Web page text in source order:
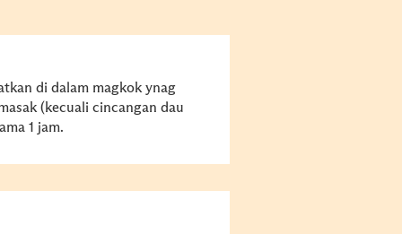
di dalam magkok ynag
(kecuali cincangan dau
1 jam.